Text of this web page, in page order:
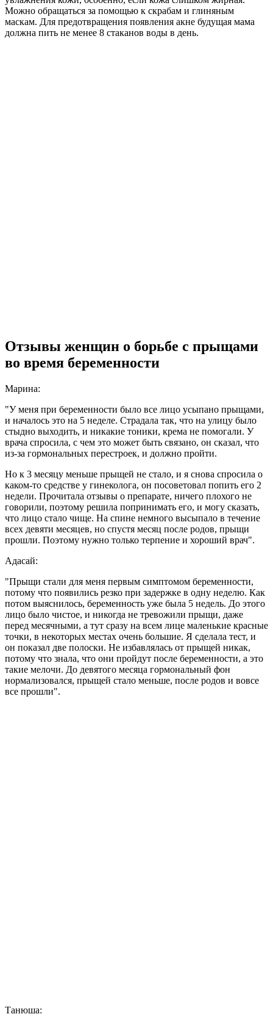
Можно обращаться за помощью к скрабам и глиняным
маскам. Для предотвращения появления акне будущая мама
должна пить не менее 8 стаканов воды в день.
Отзывы женщин о борьбе с прыщами
во время беременности
Марина:
"У меня при беременности было все лицо усыпано прыщами,
и началось это на 5 неделе. Страдала так, что на улицу было
стыдно выходить, и никакие тоники, крема не помогали. У
врача спросила, с чем это может быть связано, он сказал, что
из-за гормональных перестроек, и должно пройти.
Но к 3 месяцу меньше прыщей не стало, и я снова спросила о
каком-то средстве у гинеколога, он посоветовал попить его 2
недели. Прочитала отзывы о препарате, ничего плохого не
говорили, поэтому решила попринимать его, и могу сказать,
что лицо стало чище. На спине немного высыпало в течение
всех девяти месяцев, но спустя месяц после родов, прыщи
прошли. Поэтому нужно только терпение и хороший врач".
Адасай:
"Прыщи стали для меня первым симптомом беременности,
потому что появились резко при задержке в одну неделю. Как
потом выяснилось, беременность уже была 5 недель. До этого
лицо было чистое, и никогда не тревожили прыщи, даже
перед месячными, а тут сразу на всем лице маленькие красные
точки, в некоторых местах очень большие. Я сделала тест, и
он показал две полоски. Не избавлялась от прыщей никак,
потому что знала, что они пройдут после беременности, а это
такие мелочи. До девятого месяца гормональный фон
нормализовался, прыщей стало меньше, после родов и вовсе
все прошли".
Танюша: